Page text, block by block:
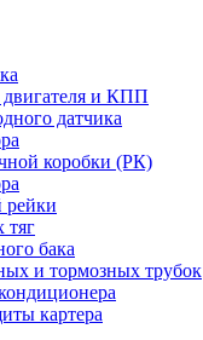
двигателя и КПП
датчика
коробки (РК)
рейки
тяг
бака
и тормозных трубок
картера